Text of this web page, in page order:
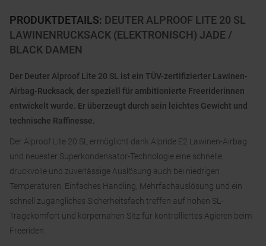
PRODUKTDETAILS: DEUTER ALPROOF LITE 20 SL
LAWINENRUCKSACK (ELEKTRONISCH) JADE /
BLACK DAMEN
Der Deuter Alproof Lite 20 SL ist ein TÜV-zertifizierter Lawinen-
Airbag-Rucksack, der speziell für ambitionierte Freeriderinnen
entwickelt wurde. Er überzeugt durch sein leichtes Gewicht und
technische Raffinesse.
Der Alproof Lite 20 SL ermöglicht dank Alpride E2 Lawinen-Airbag
und neuester Superkondensator-Technologie eine schnelle,
druckvolle und zuverlässige Auslösung auch bei niedrigen
Temperaturen. Einfaches Handling, Mehrfachauslösung und ein
schnell zugängliches Sicherheitsfach treffen auf hohen SL-
Tragekomfort und körpernahen Sitz für kontrolliertes Agieren beim
Freeriden.